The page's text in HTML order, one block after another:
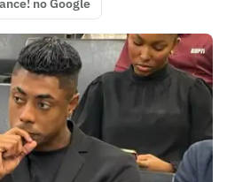
no Google